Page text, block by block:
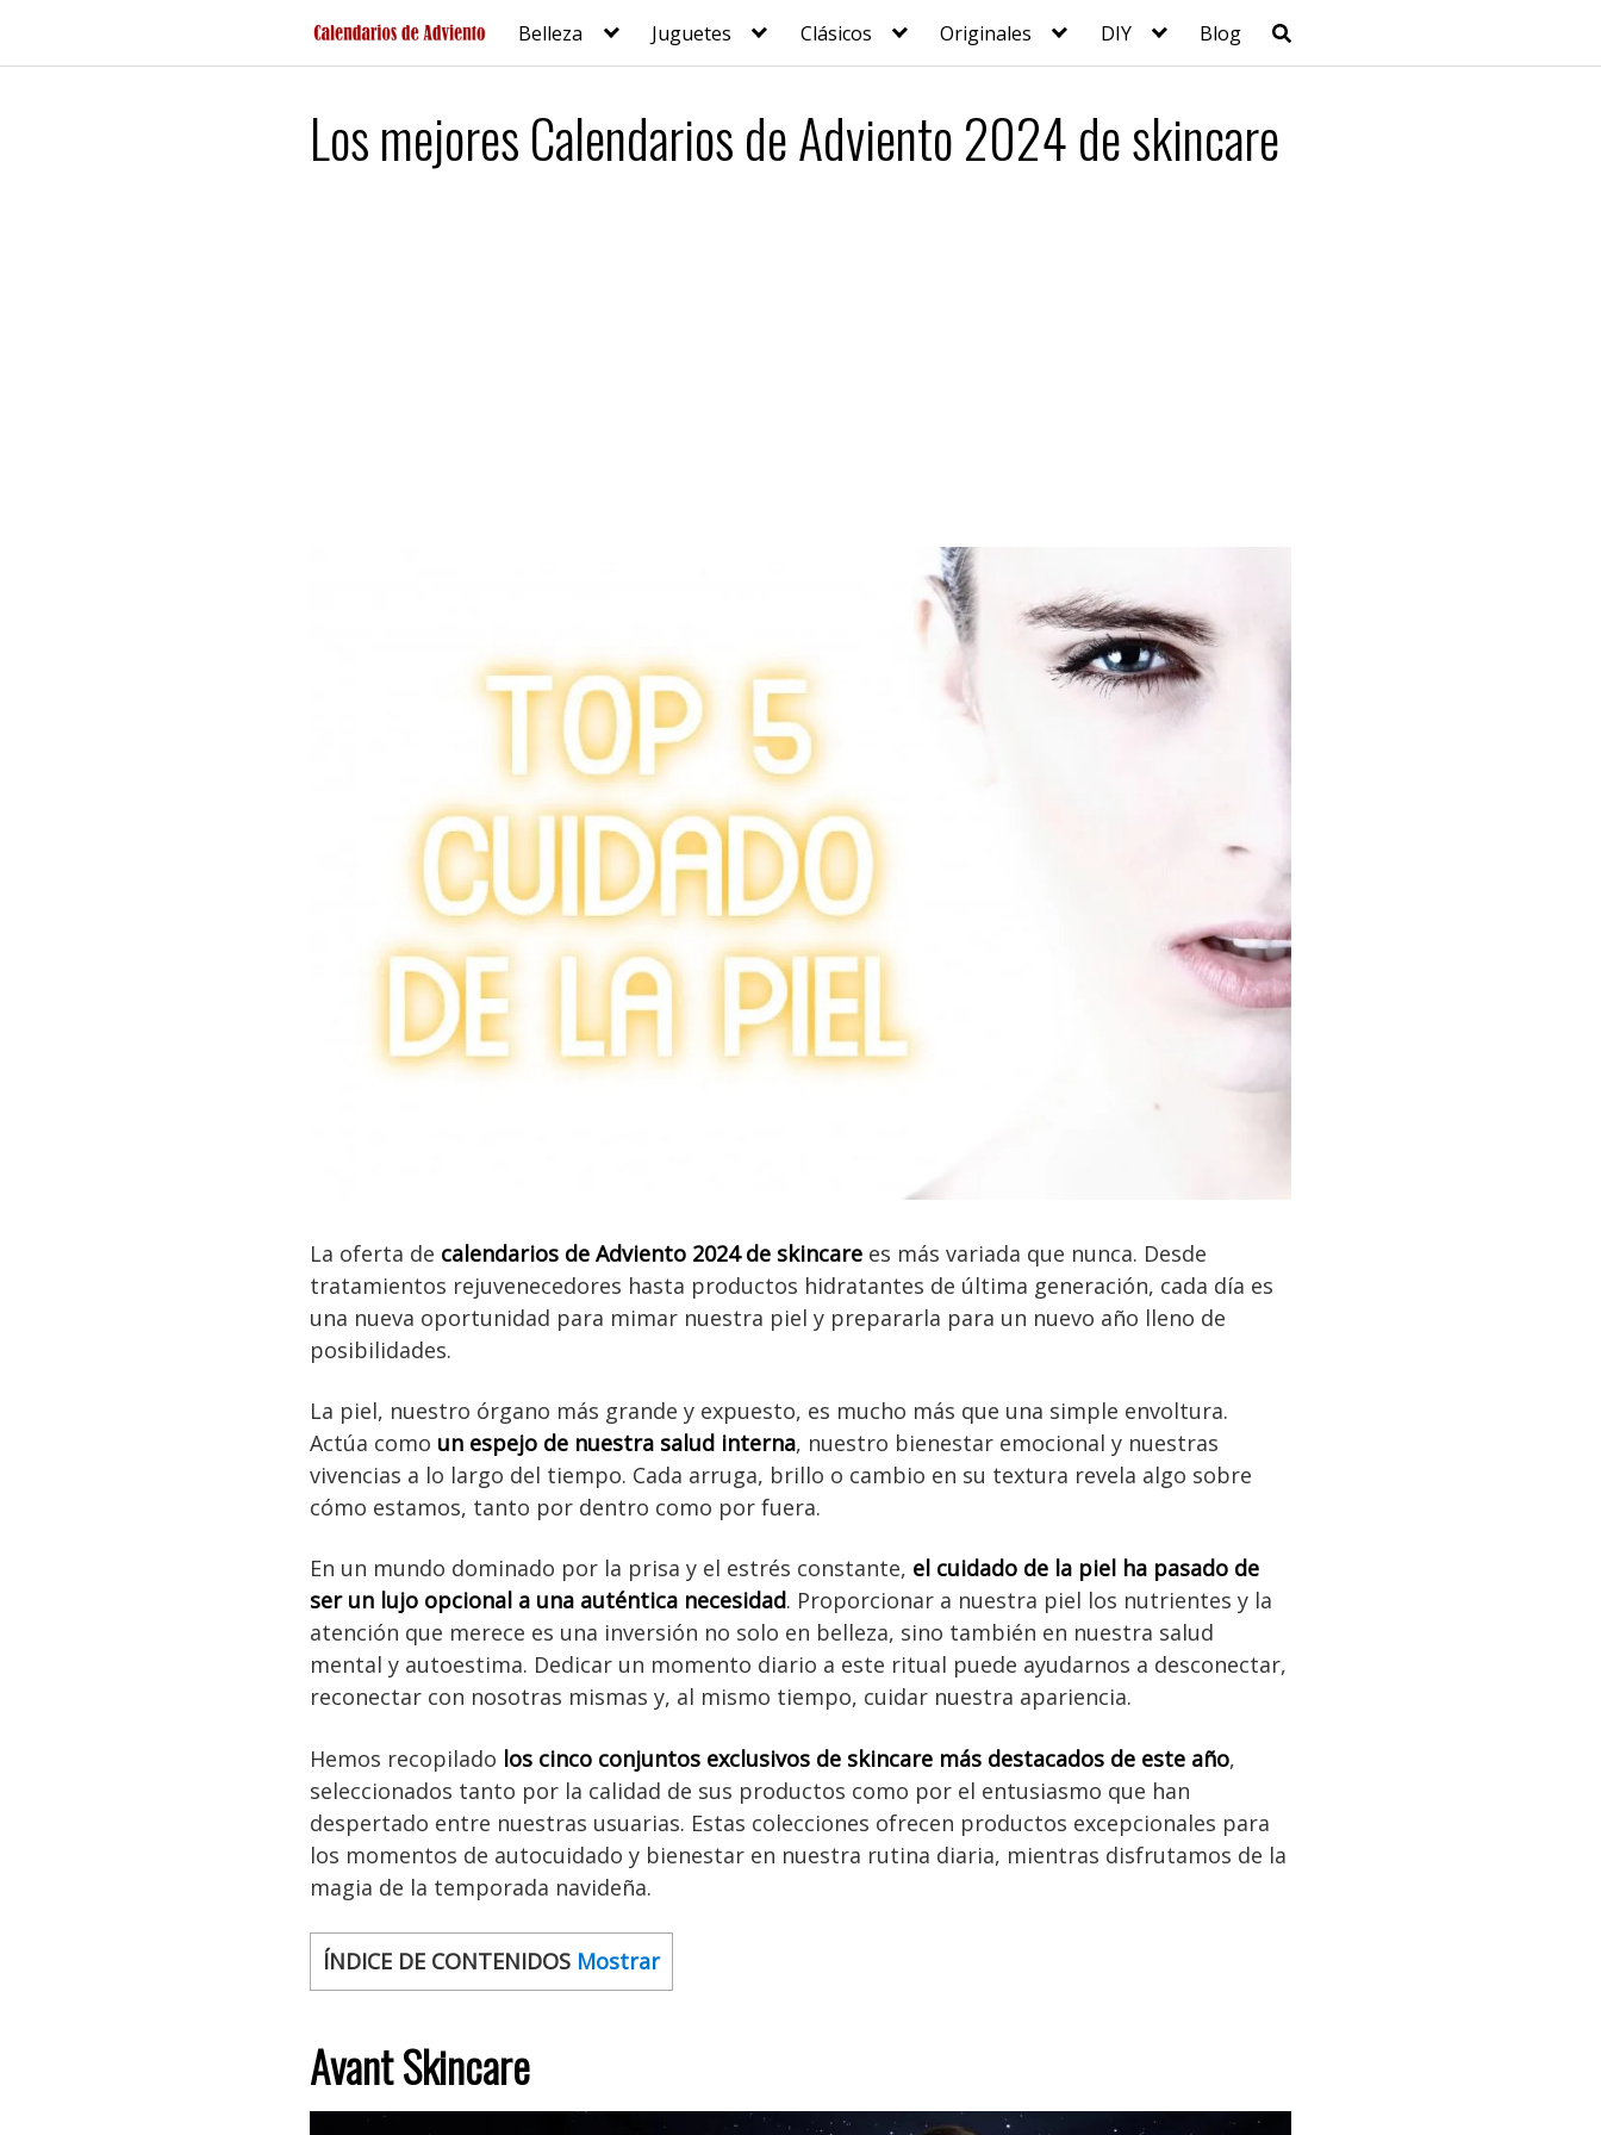
contenido
Belleza Juguetes Clásicos Originales DIY Blog
Los mejores Calendarios de Adviento 2024 de skincare
La oferta de calendarios de Adviento 2024 de skincare es más variada que nunca. Desde
tratamientos rejuvenecedores hasta productos hidratantes de última generación, cada día es
una nueva oportunidad para mimar nuestra piel y prepararla para un nuevo año lleno de
posibilidades.
La piel, nuestro órgano más grande y expuesto, es mucho más que una simple envoltura.
Actúa como un espejo de nuestra salud interna, nuestro bienestar emocional y nuestras
vivencias a lo largo del tiempo. Cada arruga, brillo o cambio en su textura revela algo sobre
cómo estamos, tanto por dentro como por fuera.
En un mundo dominado por la prisa y el estrés constante, el cuidado de la piel ha pasado de
ser un lujo opcional a una auténtica necesidad. Proporcionar a nuestra piel los nutrientes y la
atención que merece es una inversión no solo en belleza, sino también en nuestra salud
mental y autoestima. Dedicar un momento diario a este ritual puede ayudarnos a desconectar,
reconectar con nosotras mismas y, al mismo tiempo, cuidar nuestra apariencia.
Hemos recopilado los cinco conjuntos exclusivos de skincare más destacados de este año,
seleccionados tanto por la calidad de sus productos como por el entusiasmo que han
despertado entre nuestras usuarias. Estas colecciones ofrecen productos excepcionales para
los momentos de autocuidado y bienestar en nuestra rutina diaria, mientras disfrutamos de la
magia de la temporada navideña.
ÍNDICE DE CONTENIDOS Mostrar
Avant Skincare